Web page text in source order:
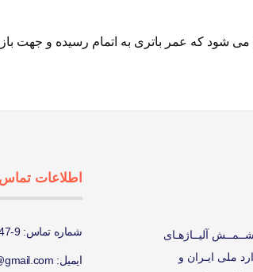
می شود که عمر باتری به اتمام رسیده و
آلیــاژهـای
ملی ایـران و
اطلاعات تماس
شماره تماس: 9- )
ایمیل: ariaenergyasia@gmail.com